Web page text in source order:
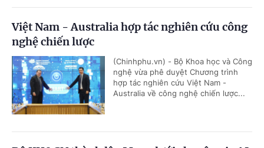
Việt Nam - Australia hợp tác nghiên cứu công
nghệ chiến lược
(Chinhphu.vn) - Bộ Khoa học và Công
nghệ vừa phê duyệt Chương trình
hợp tác nghiên cứu Việt Nam -
Australia về công nghệ chiến lược...